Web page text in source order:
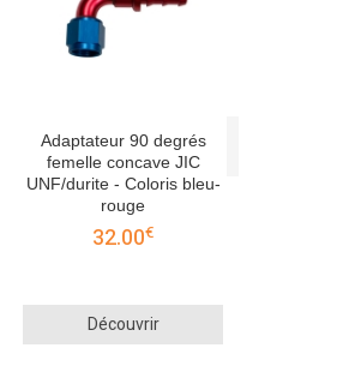
Adaptateur 90 degrés
femelle concave JIC
UNF/durite - Coloris bleu-
rouge
32.00€
Découvrir